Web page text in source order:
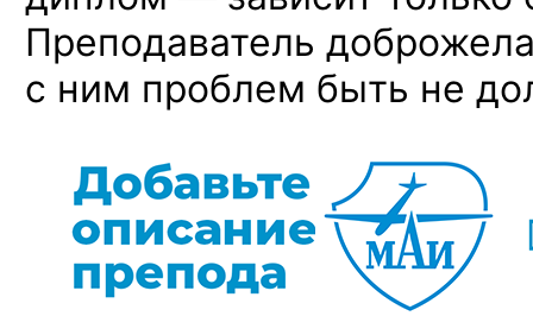
Преподаватель
с ним проблем быть не